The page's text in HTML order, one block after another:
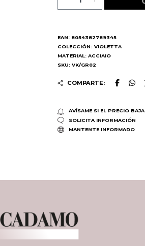
EAN: 8054382789345
COLECCIÓN: VIOLETTA
MATERIAL: ACCIAIO
SKU: VK/GR02
COMPARTE:
AVÍSAME SI EL PRECIO BAJA
SOLICITA INFORMACIÓN
MANTENTE INFORMADO